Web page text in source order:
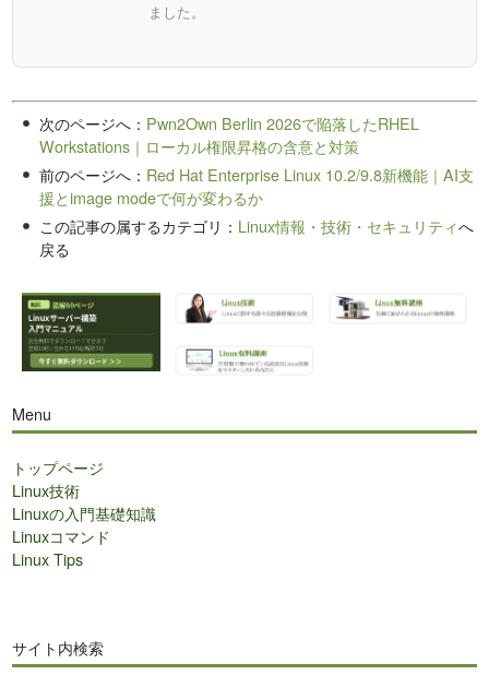
ました。
次のページへ： Pwn2Own Berlin 2026で陥落したRHEL
Workstations｜ローカル権限昇格の含意と対策
前のページへ： Red Hat Enterprise Linux 10.2/9.8新機能｜AI支
援とimage modeで何が変わるか
この記事の属するカテゴリ： Linux情報・技術・セキュリティへ
戻る
Menu
トップページ
Linux技術
Linuxの入門基礎知識
Linuxコマンド
Linux Tips
サイト内検索